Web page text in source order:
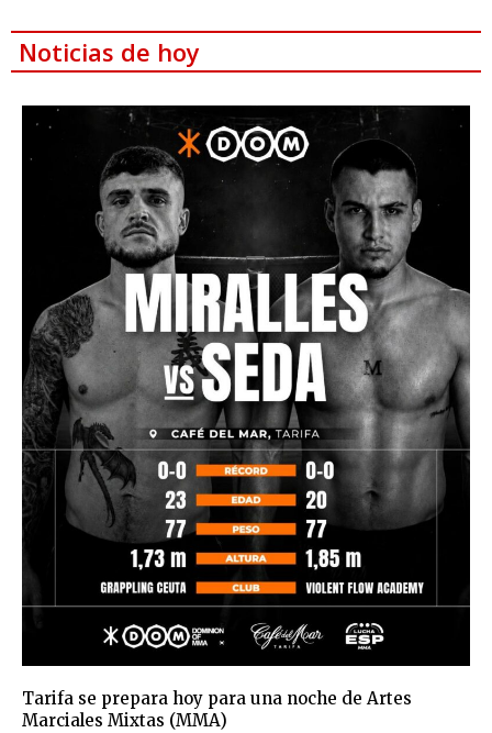
Noticias de hoy
Tarifa se prepara hoy para una noche de Artes
Marciales Mixtas (MMA)